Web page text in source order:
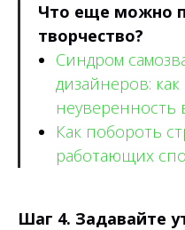
Что еще можно
творчество?
Синдром
дизайнеров:
неуверенность
Как побороть
работающих
Шаг 4. Задавайте